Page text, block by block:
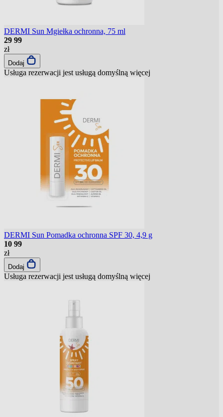
DERMI Sun Mgiełka ochronna, 75 ml
29 99
zł
Dodaj
Usługa rezerwacji jest usługą domyślną więcej
DERMI Sun Pomadka ochronna SPF 30, 4,9 g
10 99
zł
Dodaj
Usługa rezerwacji jest usługą domyślną więcej